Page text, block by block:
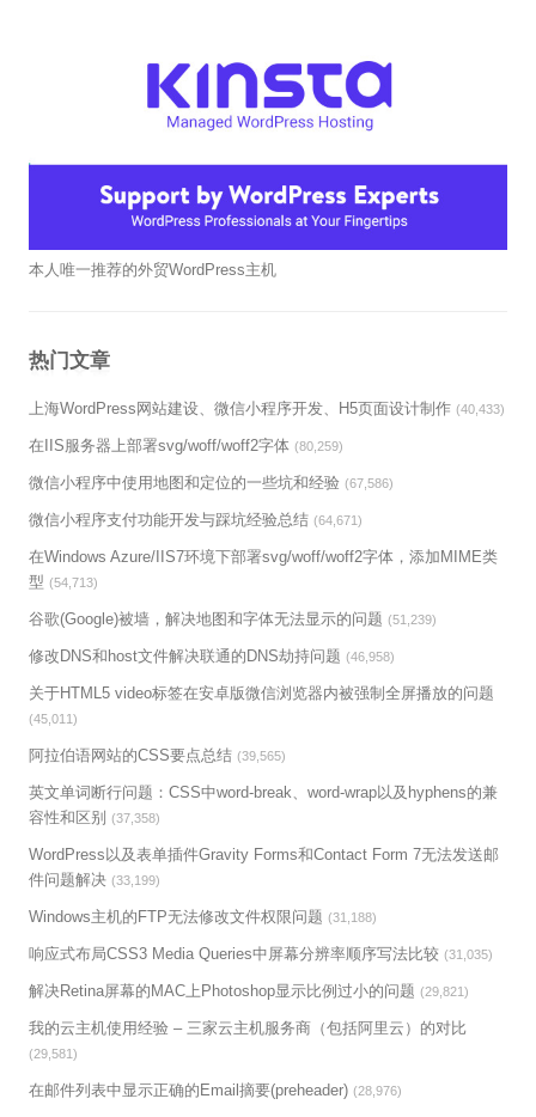
本人唯一推荐的外贸WordPress主机
热门文章
上海WordPress网站建设、微信小程序开发、H5页面设计制作 (40,433)
在IIS服务器上部署svg/woff/woff2字体 (80,259)
微信小程序中使用地图和定位的一些坑和经验 (67,586)
微信小程序支付功能开发与踩坑经验总结 (64,671)
在Windows Azure/IIS7环境下部署svg/woff/woff2字体，添加MIME类
型 (54,713)
谷歌(Google)被墙，解决地图和字体无法显示的问题 (51,239)
修改DNS和host文件解决联通的DNS劫持问题 (46,958)
关于HTML5 video标签在安卓版微信浏览器内被强制全屏播放的问题
(45,011)
阿拉伯语网站的CSS要点总结 (39,565)
英文单词断行问题：CSS中word-break、word-wrap以及hyphens的兼
容性和区别
(37,358)
WordPress以及表单插件Gravity Forms和Contact Form 7无法发送邮
件问题解决 (33,199)
Windows主机的FTP无法修改文件权限问题 (31,188)
响应式布局CSS3 Media Queries中屏幕分辨率顺序写法比较 (31,035)
解决Retina屏幕的MAC上Photoshop显示比例过小的问题 (29,821)
我的云主机使用经验 – 三家云主机服务商（包括阿里云）的对比
(29,581)
在邮件列表中显示正确的Email摘要(preheader) (28,976)